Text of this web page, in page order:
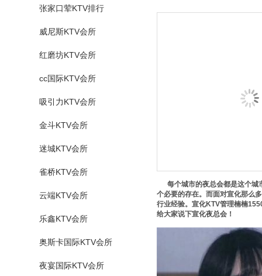
张家口荤KTV排行
威尼斯KTV会所
红磨坊KTV会所
cc国际KTV会所
吸引力KTV会所
金斗KTV会所
迷城KTV会所
雀桥KTV会所
云端KTV会所
乐鑫KTV会所
奥斯卡国际KTV会所
夜宴国际KTV会所
每个城市的夜总会都是这个城
个必要的存在。而面对宣化那么
行业经验。宣化KTV管理楠楠
给大家说下宣化夜总会！